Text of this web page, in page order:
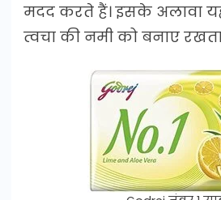
मदद करते हैं। इसके अलावा
त्वचा की नमी को बनाए